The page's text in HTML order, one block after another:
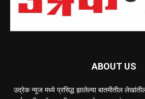
ABOUT US
उद्रेक न्यूज मध्ये प्रसिद्ध झालेल्या बातमीतील